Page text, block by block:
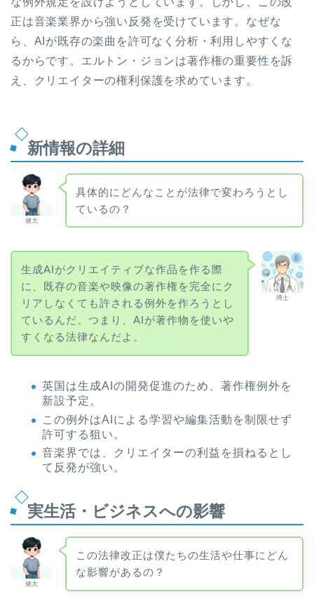
正は音楽業界から強い反発を受けています。なぜな
ら、AIが既存の楽曲を許可なく分析・利用しやすくな
るからです。エルトン・ジョンは著作権の重要性を訴
え、クリエイターの権利保護を求めています。
新情報の詳細
健太
具体的にどんなことが法律で変わろうとし
ているの？
博士
生成AIがクリエイティブな作品を作る際
に、既存の音楽や映像の著作権を完全にク
リアしなくても許される例外を作ろうとし
ているんだ。つまり、AIが著作物を使いや
すくなる法律なんだよ。
英国は生成AIの開発促進のため、著作権例外を
新設予定。
この例外はAIによる学習や編集活動を制限せず
許可する狙い。
音楽界では、クリエイターの利益を損ねるとし
て反発が強い。
実生活・ビジネスへの影響
健太
この法律改正は僕たちの生活や仕事にどん
な影響があるの？